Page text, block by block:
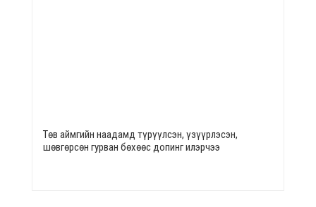
Төв аймгийн наадамд түрүүлсэн, үзүүрлэсэн,
шөвгөрсөн гурван бөхөөс допинг илэрчээ